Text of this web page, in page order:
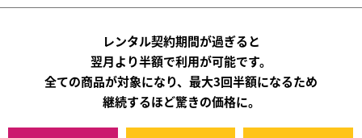
レンタル契約期間が過ぎると
翌月より半額で利用が可能です。
全ての商品が対象になり、最大3回半額になるため
継続するほど驚きの価格に。